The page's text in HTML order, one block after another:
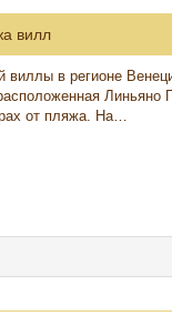
вилл
виллы в регионе
Линьяно
от пляжа. На…